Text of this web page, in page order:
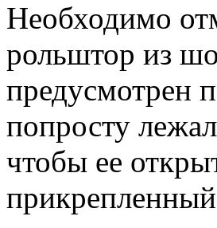
Необходимо
рольштор из
предусмотрен
попросту
чтобы ее